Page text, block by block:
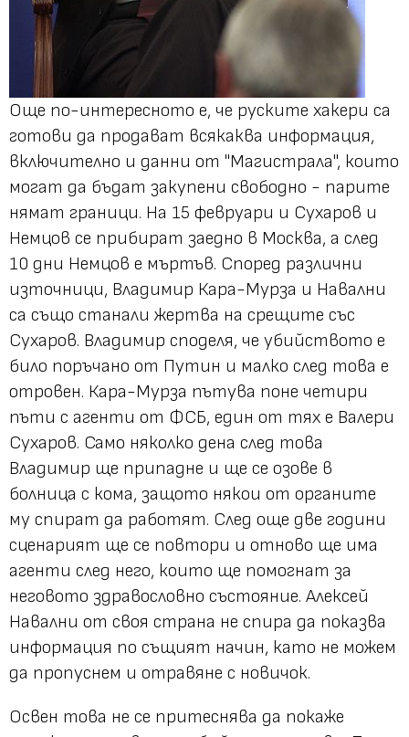
Още по-интересното е, че руските хакери са
готови да продават всякаква информация,
включително и данни от "Магистрала", които
могат да бъдат закупени свободно - парите
нямат граници. На 15 февруари и Сухаров и
Немцов се прибират заедно в Москва, а след
10 дни Немцов е мъртъв. Според различни
източници, Владимир Кара-Мурза и Навални
са също станали жертва на срещите със
Сухаров. Владимир споделя, че убийството е
било поръчано от Путин и малко след това е
отровен. Кара-Мурза пътува поне четири
пъти с агенти от ФСБ, един от тях е Валери
Сухаров. Само няколко дена след това
Владимир ще припадне и ще се озове в
болница с кома, защото някои от органите
му спират да работят. След още две години
сценарият ще се повтори и отново ще има
агенти след него, които ще помогнат за
неговото здравословно състояние. Алексей
Навални от своя страна не спира да показва
информация по същият начин, като не можем
да пропуснем и отравяне с новичок.
Освен това не се притеснява да покаже